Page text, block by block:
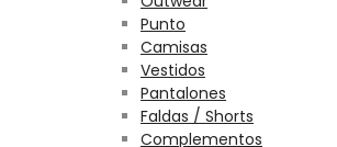
Punto
Camisas
Vestidos
Pantalones
Faldas / Shorts
Complementos